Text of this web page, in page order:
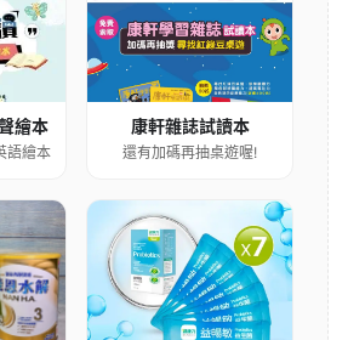
繪本
繪本
康軒雜誌試讀本
還有加碼再抽桌遊喔!
請
不同生
健康力Dr.Advice
益暢敏益生菌免費7日體驗
包